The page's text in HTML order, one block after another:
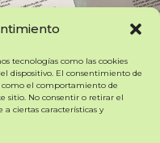
tecnologías como las cookies
dispositivo. El consentimiento de
como el comportamiento de
sitio. No consentir o retirar el
ciertas características y